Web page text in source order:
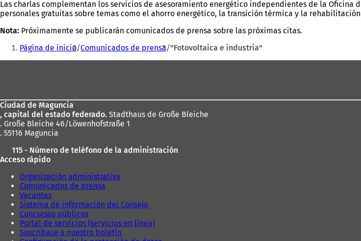
Las charlas complementan los servicios de asesoramiento energético independientes de la
personales gratuitas sobre temas como el ahorro energético, la transición térmica y la
Nota: Próximamente se publicarán comunicados de prensa sobre las próximas citas.
Estás
aquí:
Página de inicio Comunicados de prensa "Fotovoltaica e industria"
pies
Ciudad de Maguncia
, capital del estado federado. Stadthaus de Große Bleiche
. Große Bleiche 46/Löwenhofstraße 1
. 55116 Maguncia
115 - Número de teléfono de la administración
Acceso rápido
Organización administrativa
Comunicados de prensa
Vacantes
Sistema de información del Consejo
Concursos públicos
Portal de servicios (servicios en línea)
Suscríbase a nuestro boletín